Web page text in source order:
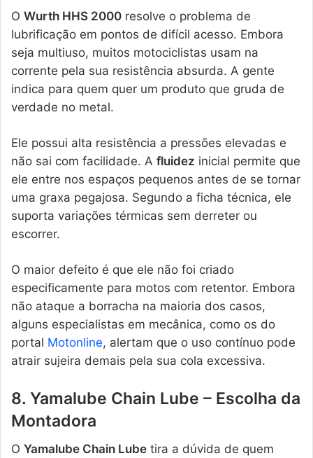
O Wurth HHS 2000 resolve o problema de
lubrificação em pontos de difícil acesso. Embora
seja multiuso, muitos motociclistas usam na
corrente pela sua resistência absurda. A gente
indica para quem quer um produto que gruda de
verdade no metal.
Ele possui alta resistência a pressões elevadas e
não sai com facilidade. A fluidez inicial permite que
ele entre nos espaços pequenos antes de se tornar
uma graxa pegajosa. Segundo a ficha técnica, ele
suporta variações térmicas sem derreter ou
escorrer.
O maior defeito é que ele não foi criado
especificamente para motos com retentor. Embora
não ataque a borracha na maioria dos casos,
alguns especialistas em mecânica, como os do
portal Motonline, alertam que o uso contínuo pode
atrair sujeira demais pela sua cola excessiva.
8. Yamalube Chain Lube – Escolha da
Montadora
O Yamalube Chain Lube tira a dúvida de quem